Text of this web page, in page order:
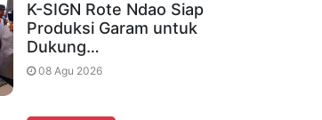
K-SIGN Rote Ndao Siap
Produksi Garam untuk
Dukung…
08 Agu 2026